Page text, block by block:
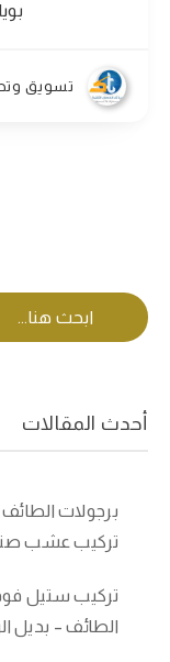
تسويق
أحدث المقالات
تركيب عشب
الطائف – بديل